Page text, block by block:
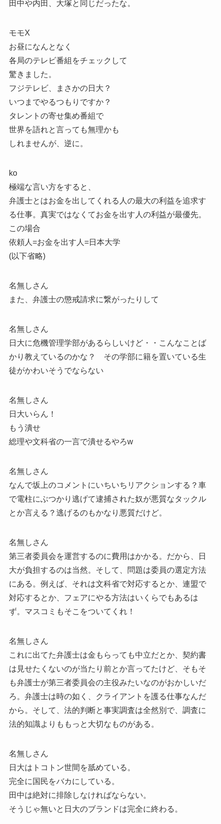
田中や内田、大塚と同じだったな。
モモX
お昼になんとなく
各局のテレビ番組をチェックして
驚きました。
フジテレビ、まさかの日大？
いつまでやるつもりですか？
タレントの寄せ集め番組で
世界を語れと言っても無理かも
しれませんが、逆に。
ko
極端な言い方をすると、
弁護士とはお金を出してくれる人の最大の利益を追求す
る仕事。真実ではなくてお金を出す人の利益が最優先。
この場合
依頼人=お金を出す人=日本大学
(以下省略)
名無しさん
また、弁護士の懲戒請求に繋がったりして
名無しさん
日大に危機管理学部があるらしいけど・・こんなことば
かり教えているのかな？ その学部に籍を置いている生
徒がかわいそうでならない
名無しさん
日大いらん！
もう潰せ
総理や文科省の一言で潰せるやろw
名無しさん
なんで坂上のコメントにいちいちリアクションする？車
で電柱にぶつかり逃げて逮捕された奴が悪質なタックル
とか言える？逃げるのもかなり悪質だけど。
名無しさん
第三者委員会を運営するのに費用はかかる。だから、日
大が負担するのは当然。そして、問題は委員の選定方法
にある。例えば、それは文科省で対応するとか、連盟で
対応するとか、フェアにやる方法はいくらでもあるは
ず。マスコミもそこをついてくれ！
名無しさん
これに出てた弁護士は金もらっても中立だとか、契約書
は見せたくないのが当たり前とか言ってたけど、そもそ
も弁護士が第三者委員会の主役みたいなのがおかしいだ
ろ。弁護士は時の如く、クライアントを護る仕事なんだ
から。そして、法的判断と事実調査は全然別で、調査に
法的知識よりももっと大切なものがある。
名無しさん
日大はトコトン世間を舐めている。
完全に国民をバカにしている。
田中は絶対に排除しなければならない。
そうじゃ無いと日大のブランドは完全に終わる。